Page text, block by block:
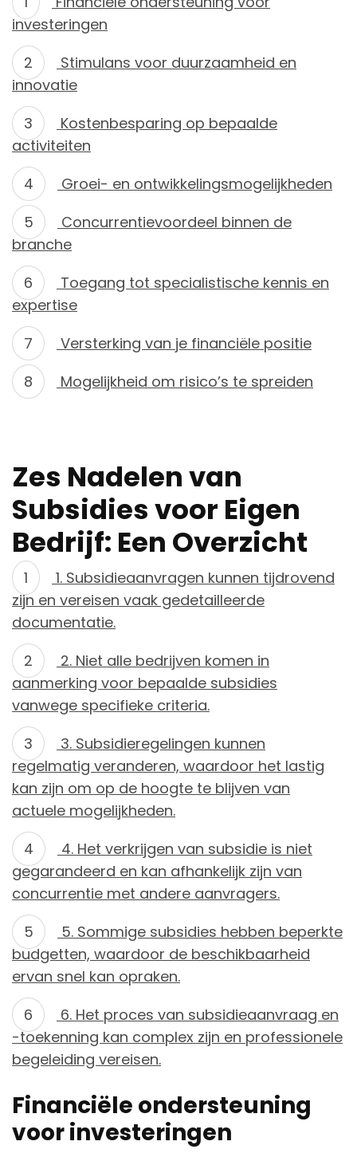
investeringen
Stimulans voor duurzaamheid en
innovatie
Kostenbesparing op bepaalde
activiteiten
Groei- en ontwikkelingsmogelijkheden
Concurrentievoordeel binnen de
branche
Toegang tot specialistische kennis en
expertise
Versterking van je financiële positie
Mogelijkheid om risico’s te spreiden
Zes Nadelen van
Subsidies voor Eigen
Bedrijf: Een Overzicht
1. Subsidieaanvragen kunnen tijdrovend
zijn en vereisen vaak gedetailleerde
documentatie.
2. Niet alle bedrijven komen in
aanmerking voor bepaalde subsidies
vanwege specifieke criteria.
3. Subsidieregelingen kunnen
regelmatig veranderen, waardoor het lastig
kan zijn om op de hoogte te blijven van
actuele mogelijkheden.
4. Het verkrijgen van subsidie is niet
gegarandeerd en kan afhankelijk zijn van
concurrentie met andere aanvragers.
5. Sommige subsidies hebben beperkte
budgetten, waardoor de beschikbaarheid
ervan snel kan opraken.
6. Het proces van subsidieaanvraag en
-toekenning kan complex zijn en professionele
begeleiding vereisen.
Financiële ondersteuning
voor investeringen